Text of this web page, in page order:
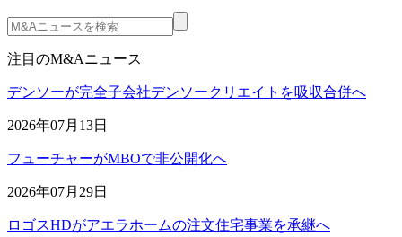
注目のM&Aニュース
デンソーが完全子会社デンソークリエイトを吸収合併へ
2026年07月13日
フューチャーがMBOで非公開化へ
2026年07月29日
ロゴスHDがアエラホームの注文住宅事業を承継へ